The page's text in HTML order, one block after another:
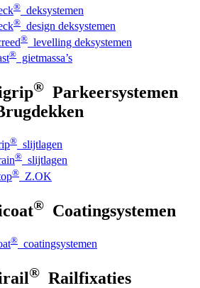
® deksystemen
® design deksystemen
® levelling deksystemen
® gietmassa’s
® Parkeersystemen
® slijtlagen
® slijtlagen
® Z.OK
® Coatingsystemen
® coatingsystemen
® Railfixaties